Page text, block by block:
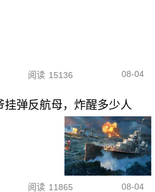
阅读 15136 08-04
挂弹反航母，炸醒多少人
阅读 11865 08-04